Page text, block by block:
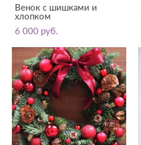
Венок с шишками и
хлопком
6 000 pуб.